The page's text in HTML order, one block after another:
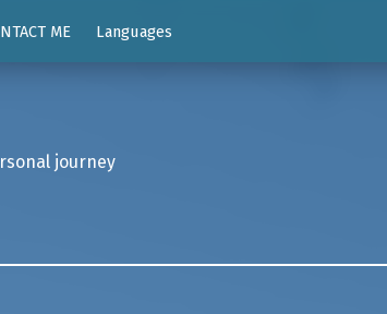
ME Languages
journey